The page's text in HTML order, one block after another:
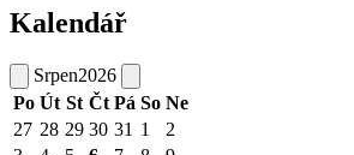
Kalendář
Srpen2026
Po Út St Čt Pá So Ne
27 28 29 30 31 1
2